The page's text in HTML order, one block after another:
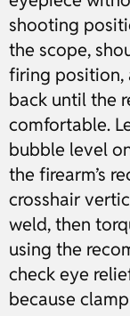
shooting
the scope,
firing position,
back until the
comfortable.
bubble level
the firearm’s
crosshair
weld, then
using the
check eye
because